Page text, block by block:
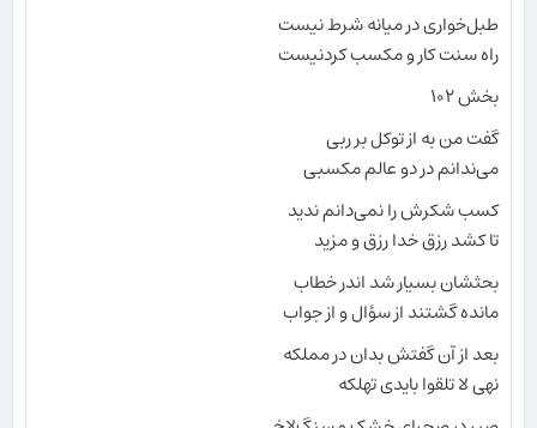
طبل‌خواری در میانه شرط نیست
راه سنت کار و مکسب کردنیست
بخش ۱۰۲
گفت من به از توکل بر ربی
می‌ندانم در دو عالم مکسبی
کسب شکرش را نمی‌دانم ندید
تا کشد رزق خدا رزق و مزید
بحثشان بسیار شد اندر خطاب
مانده گشتند از سؤال و از جواب
بعد از آن گفتش بدان در مملکه
نهی لا تلقوا بایدی تهلکه